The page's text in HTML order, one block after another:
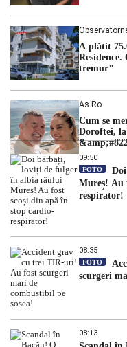
A plătit
tremur"
As.ro
Cum se
Doroftei,
dezvăluit
09:50
FOTO
Mureș! Au
respirator!
08:35
FOTO
scurgeri
08:13